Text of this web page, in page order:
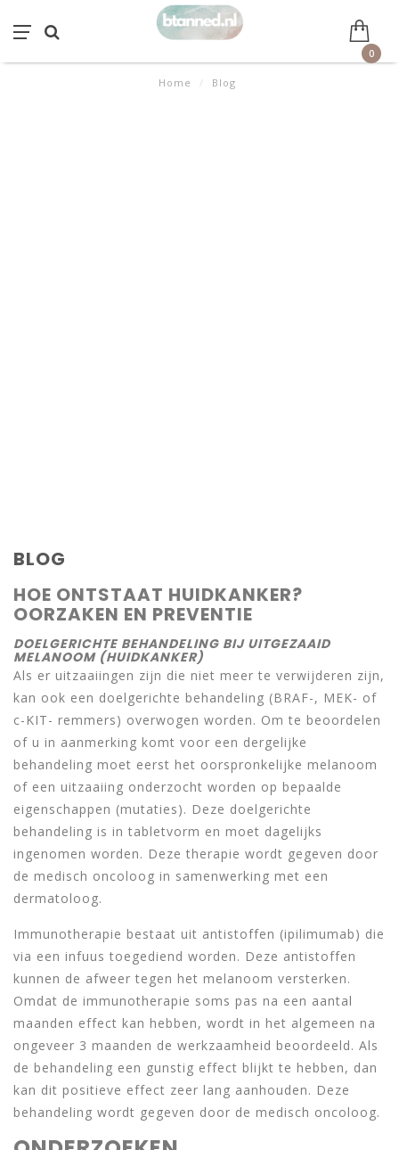
0
Home / Blog
BLOG
HOE ONTSTAAT HUIDKANKER?
OORZAKEN EN PREVENTIE
DOELGERICHTE BEHANDELING BIJ UITGEZAAID
MELANOOM (HUIDKANKER)
Als er uitzaaiingen zijn die niet meer te verwijderen zijn,
kan ook een doelgerichte behandeling (BRAF-, MEK- of
c-KIT- remmers) overwogen worden. Om te beoordelen
of u in aanmerking komt voor een dergelijke
behandeling moet eerst het oorspronkelijke melanoom
of een uitzaaiing onderzocht worden op bepaalde
eigenschappen (mutaties). Deze doelgerichte
behandeling is in tabletvorm en moet dagelijks
ingenomen worden. Deze therapie wordt gegeven door
de medisch oncoloog in samenwerking met een
dermatoloog.
Immunotherapie bestaat uit antistoffen (ipilimumab) die
via een infuus toegediend worden. Deze antistoffen
kunnen de afweer tegen het melanoom versterken.
Omdat de immunotherapie soms pas na een aantal
maanden effect kan hebben, wordt in het algemeen na
ongeveer 3 maanden de werkzaamheid beoordeeld. Als
de behandeling een gunstig effect blijkt te hebben, dan
kan dit positieve effect zeer lang aanhouden. Deze
behandeling wordt gegeven door de medisch oncoloog.